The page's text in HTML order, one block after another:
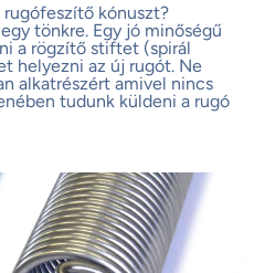
kónuszt?
tönkre. Egy jó minőségű
a rögzítő stiftet (spirál
helyezni az új rugót. Ne
alkatrészért amivel nincs
tudunk küldeni a rugó